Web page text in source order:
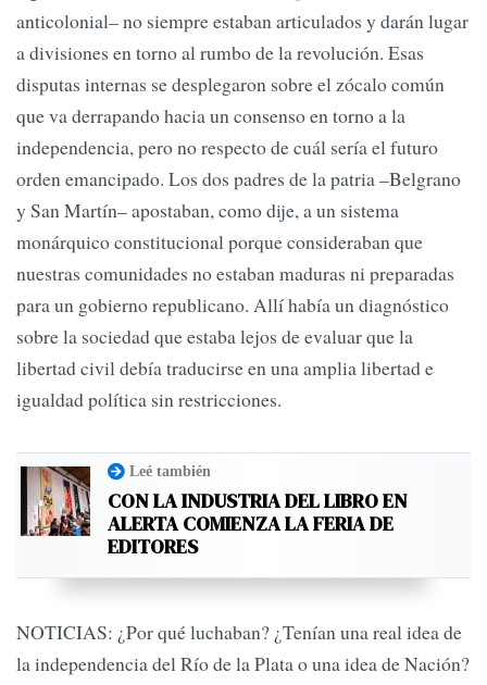
anticolonial– no siempre estaban articulados y darán lugar
a divisiones en torno al rumbo de la revolución. Esas
disputas internas se desplegaron sobre el zócalo común
que va derrapando hacia un consenso en torno a la
independencia, pero no respecto de cuál sería el futuro
orden emancipado. Los dos padres de la patria –Belgrano
y San Martín– apostaban, como dije, a un sistema
monárquico constitucional porque consideraban que
nuestras comunidades no estaban maduras ni preparadas
para un gobierno republicano. Allí había un diagnóstico
sobre la sociedad que estaba lejos de evaluar que la
libertad civil debía traducirse en una amplia libertad e
igualdad política sin restricciones.
Leé también
CON LA INDUSTRIA DEL LIBRO EN
ALERTA COMIENZA LA FERIA DE
EDITORES
NOTICIAS: ¿Por qué luchaban? ¿Tenían una real idea de
la independencia del Río de la Plata o una idea de Nación?